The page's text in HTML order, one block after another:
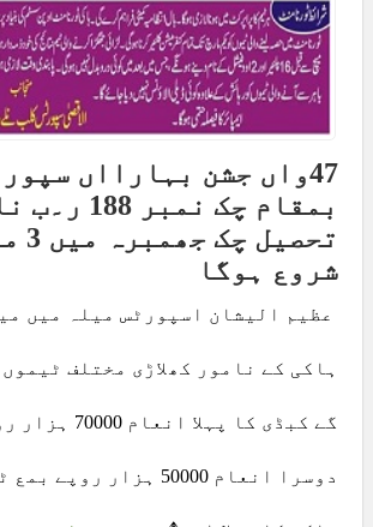
47واں جشن بہارااں
بمقام چک نمبر
شروع ہوگا
عظیم الیشان اسپورٹس میلہ میں
ہاکی کے نامور کھلاڑی مختلف
گے کبڈی کا
دوسرا انعام 50000 ہزار